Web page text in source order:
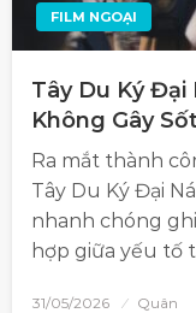
FILM NGOẠI
Tây Du Ký Đại
Không Gây
Ra mắt thành
Tây Du Ký Đại
nhanh chóng
hợp giữa yếu tố
31/05/2026 Quân